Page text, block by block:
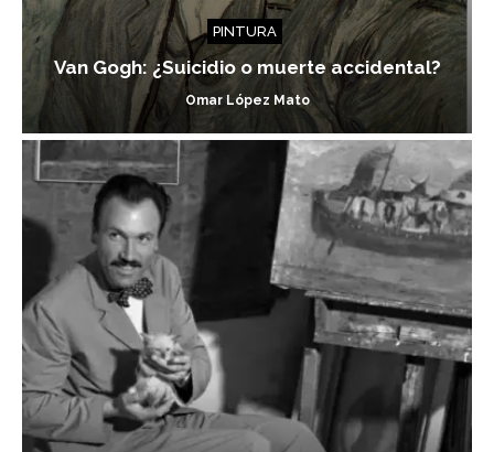
PINTURA
Van Gogh: ¿Suicidio o muerte accidental?
Omar López Mato